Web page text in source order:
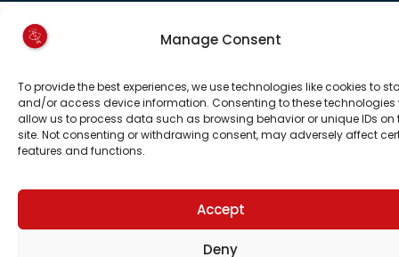
Manage Consent
To provide the best experiences, we use technologies like cookies to
and/or access device information. Consenting to these technologies
allow us to process data such as browsing behavior or unique IDs on
site. Not consenting or withdrawing consent, may adversely affect
features and functions.
Accept
Deny